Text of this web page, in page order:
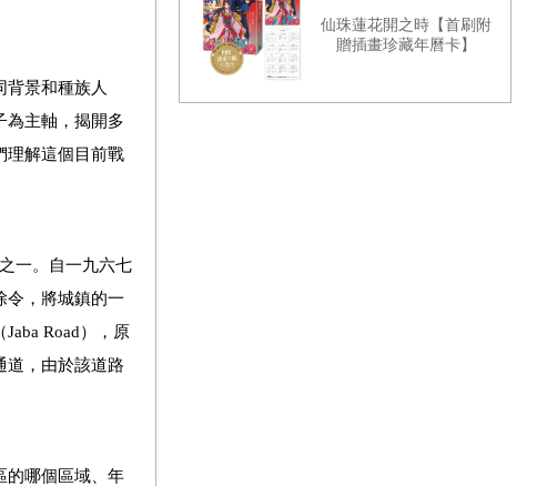
景和種族人
為主軸，揭開多
理解這個目前戰
一。自一九六七
令，將城鎮的一
Road），原
道，由於該道路
的哪個區域、年
仙珠蓮花開之時【首刷附
贈插畫珍藏年曆卡】